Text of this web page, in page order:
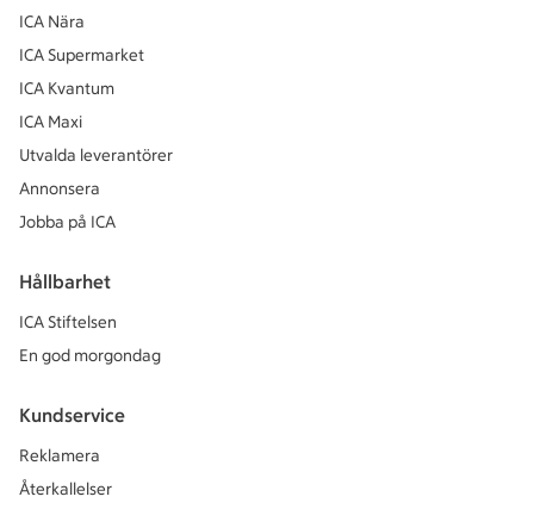
ICA Nära
ICA Supermarket
ICA Kvantum
ICA Maxi
Utvalda leverantörer
Annonsera
Jobba på ICA
Hållbarhet
ICA Stiftelsen
En god morgondag
Kundservice
Reklamera
Återkallelser